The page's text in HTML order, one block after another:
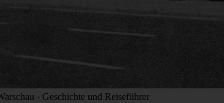
- Geschichte und Reiseführer